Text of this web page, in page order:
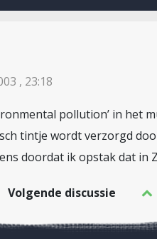
, 23:18
pollution’ in het
tintje wordt verzorgd
doordat ik opstak dat in
Volgende discussie